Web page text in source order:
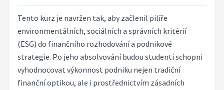
Tento kurz je navržen tak, aby začlenil pilíře
environmentálních, sociálních a správních kritérií
(ESG) do finančního rozhodování a podnikové
strategie. Po jeho absolvování budou studenti schopni
vyhodnocovat výkonnost podniku nejen tradiční
finanční optikou, ale i prostřednictvím zásadních